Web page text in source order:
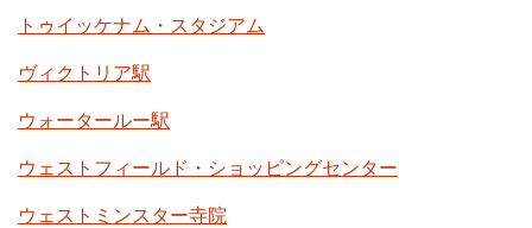
トゥイッケナム・スタジアム
ヴィクトリア駅
ウォータールー駅
ウェストフィールド・ショッピングセンター
ウェストミンスター寺院